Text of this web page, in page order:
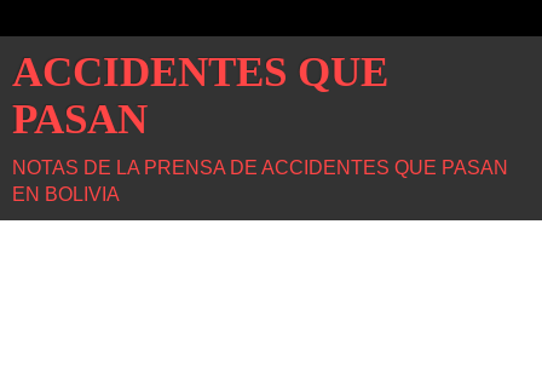
ACCIDENTES QUE
PASAN
NOTAS DE LA PRENSA DE ACCIDENTES QUE PASAN
EN BOLIVIA